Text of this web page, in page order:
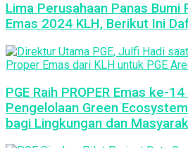
Lima Perusahaan Panas Bumi
Emas 2024 KLH, Berikut Ini
PGE Raih PROPER Emas ke-
Pengelolaan Green
bagi Lingkungan dan